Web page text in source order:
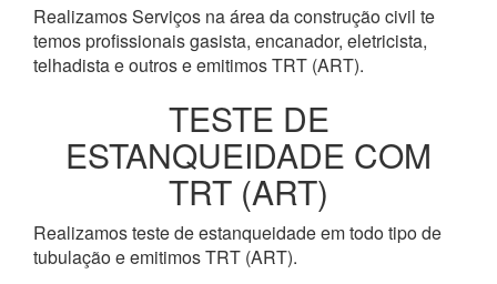
Realizamos Serviços na área da construção civil te
temos profissionais gasista, encanador, eletricista,
telhadista e outros e emitimos TRT (ART).
TESTE DE
ESTANQUEIDADE COM
TRT (ART)
Realizamos teste de estanqueidade em todo tipo de
tubulação e emitimos TRT (ART).